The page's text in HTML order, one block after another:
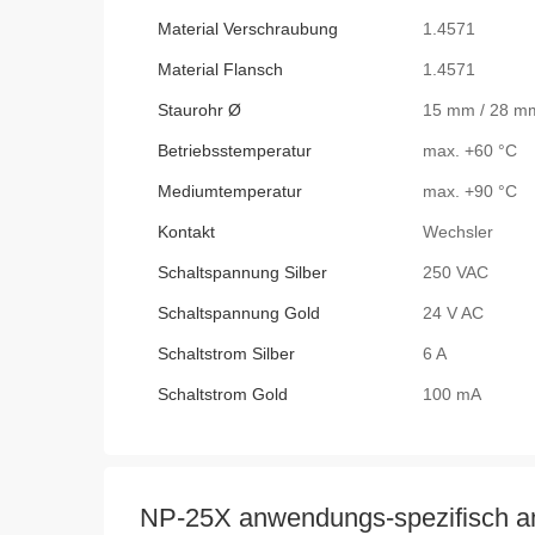
Material Verschraubung 1.4571
Material Flansch 1.4571
Staurohr Ø 15 mm / 28
Betriebsstemperatur max. +60 °C
Mediumtemperatur max. +90 °C
Kontakt Wechsler
Schaltspannung Silber 250 VAC
Schaltspannung Gold 24 V AC
Schaltstrom Silber 6 A
Schaltstrom Gold 100 mA
NP-25X anwendungs-spezifisch